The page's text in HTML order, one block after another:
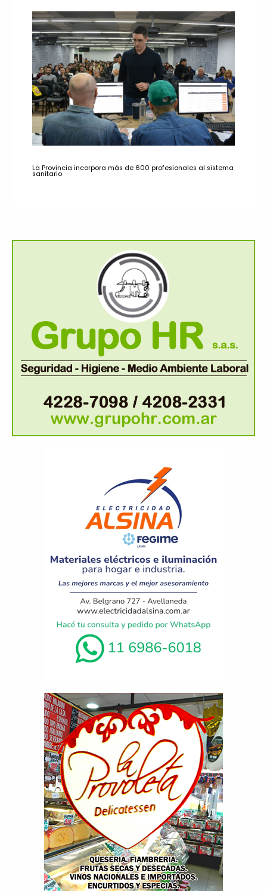
La Provincia incorpora más de 600 profesionales al sistema
sanitario